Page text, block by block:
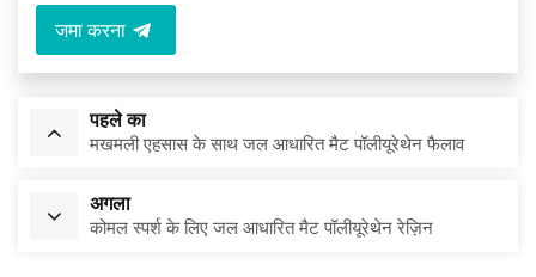
जमा करना
पहले का
मखमली एहसास के साथ जल आधारित मैट पॉलीयूरेथेन फैलाव
अगला
कोमल स्पर्श के लिए जल आधारित मैट पॉलीयूरेथेन रेज़िन